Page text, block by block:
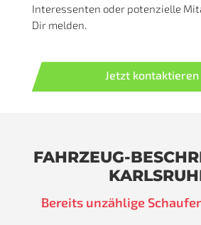
Interessenten oder potenzielle
Dir melden.
Jetzt kontaktieren
FAHRZEUG-
Bereits unzählige